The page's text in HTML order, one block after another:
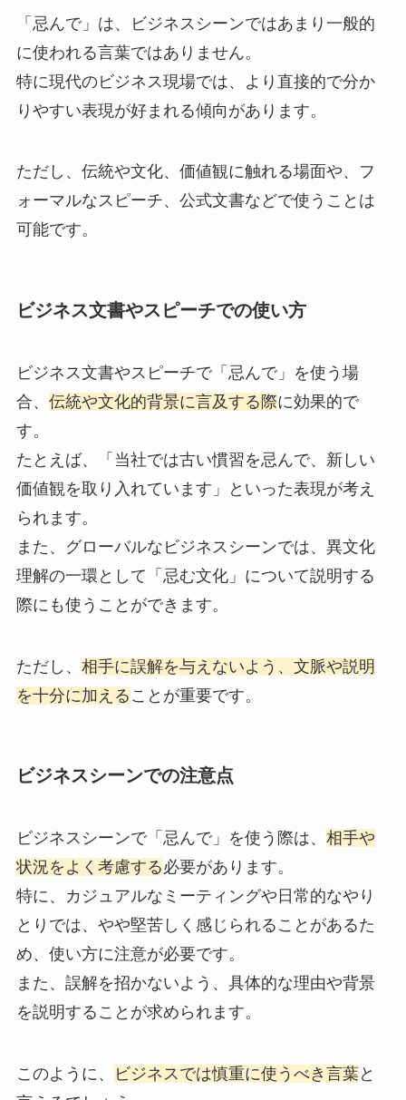
「忌んで」は、ビジネスシーンではあまり一般的
に使われる言葉ではありません。
特に現代のビジネス現場では、より直接的で分か
りやすい表現が好まれる傾向があります。
ただし、伝統や文化、価値観に触れる場面や、フ
ォーマルなスピーチ、公式文書などで使うことは
可能です。
ビジネス文書やスピーチでの使い方
ビジネス文書やスピーチで「忌んで」を使う場
合、 伝統や文化的背景に言及する際に効果的で
す。
たとえば、「当社では古い慣習を忌んで、新しい
価値観を取り入れています」といった表現が考え
られます。
また、グローバルなビジネスシーンでは、異文化
理解の一環として「忌む文化」について説明する
際にも使うことができます。
ただし、 相手に誤解を与えないよう、文脈や説明
を十分に加える ことが重要です。
ビジネスシーンでの注意点
ビジネスシーンで「忌んで」を使う際は、 相手や
状況をよく考慮する必要があります。
特に、カジュアルなミーティングや日常的なやり
とりでは、やや堅苦しく感じられることがあるた
め、使い方に注意が必要です。
また、誤解を招かないよう、具体的な理由や背景
を説明することが求められます。
このように、 ビジネスでは慎重に使うべき言葉と